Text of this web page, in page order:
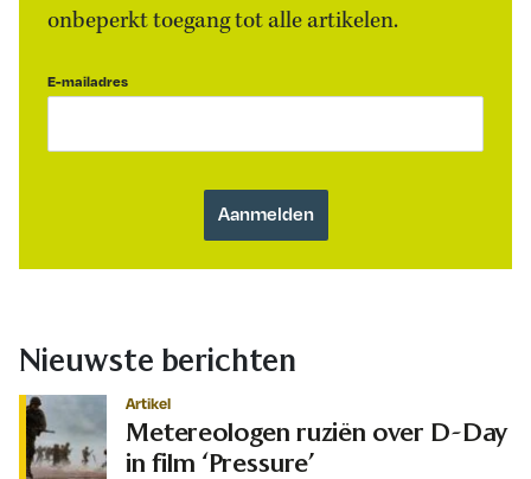
onbeperkt toegang tot alle artikelen.
E-mailadres
Nieuwste berichten
Artikel
Metereologen ruziën over D-Day
in film ‘Pressure’